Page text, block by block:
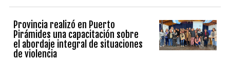
Provincia realizó en Puerto
Pirámides una capacitación sobre
el abordaje integral de situaciones
de violencia